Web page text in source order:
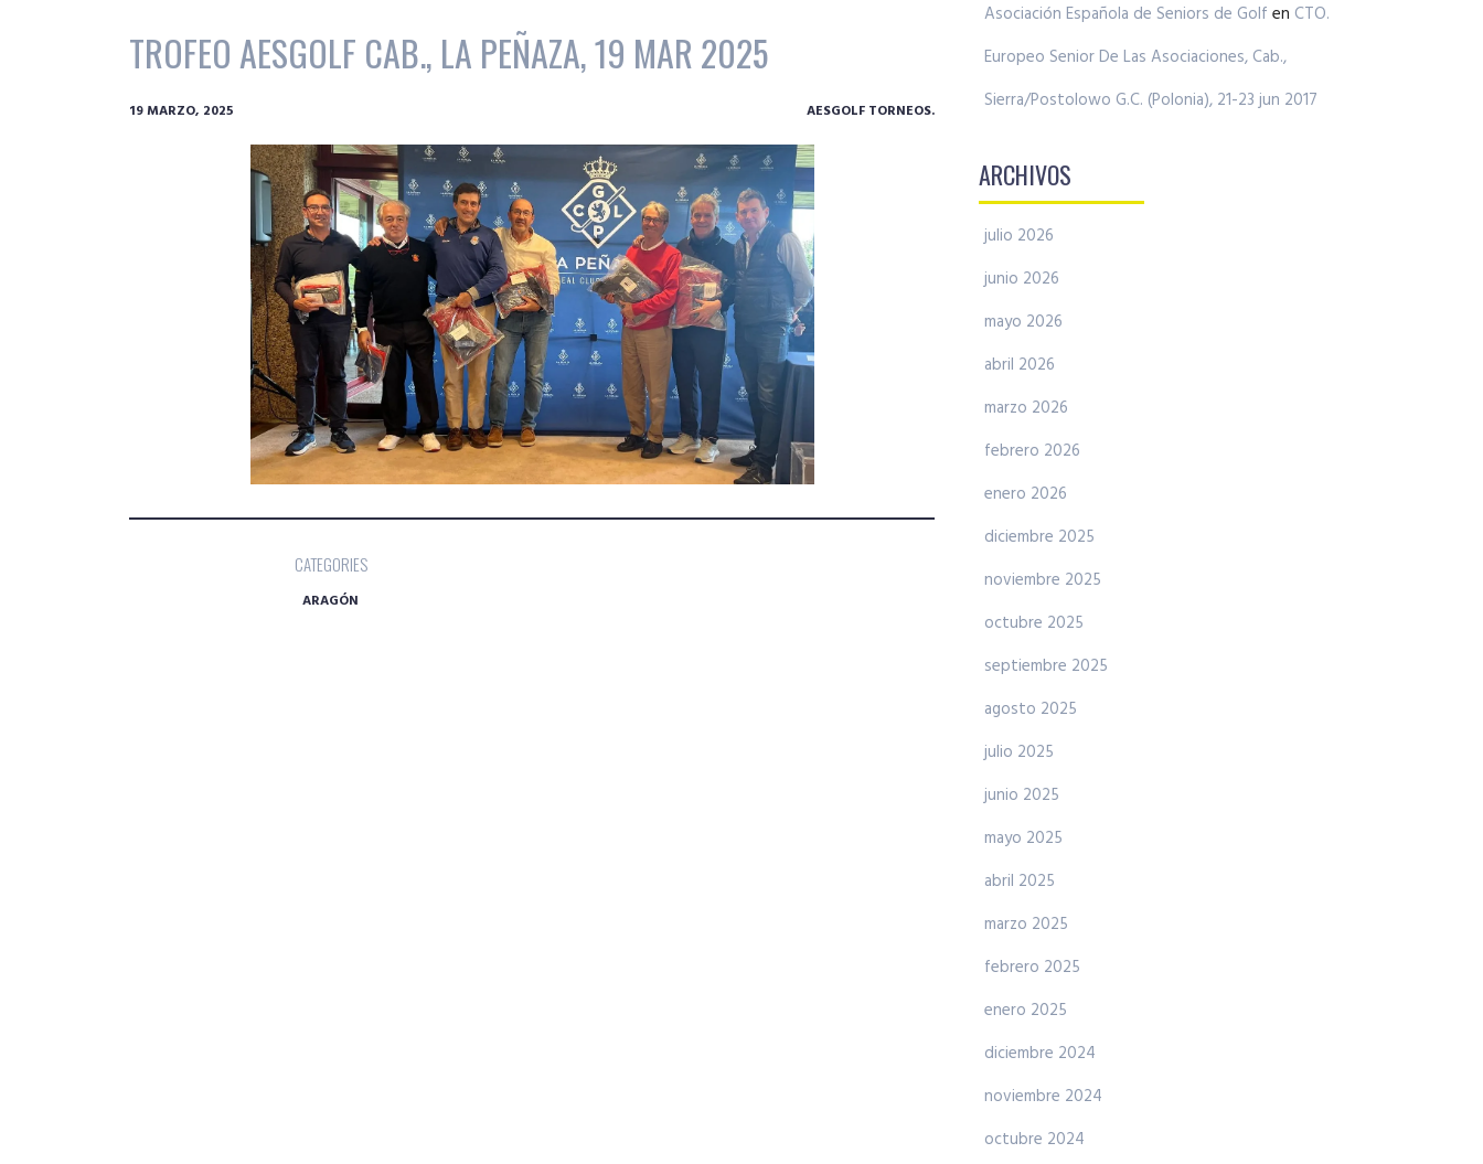
TROFEO AESGOLF CAB., LA PEÑAZA, 19 MAR 2025
19 MARZO, 2025 AESGOLF TORNEOS.
CATEGORIES
ARAGÓN
Asociación Española de Seniors de Golf en CTO.
Europeo Senior De Las Asociaciones, Cab.,
Sierra/Postolowo G.C. (Polonia), 21-23 jun 2017
ARCHIVOS
julio 2026
junio 2026
mayo 2026
abril 2026
marzo 2026
febrero 2026
enero 2026
diciembre 2025
noviembre 2025
octubre 2025
septiembre 2025
agosto 2025
julio 2025
junio 2025
mayo 2025
abril 2025
marzo 2025
febrero 2025
enero 2025
diciembre 2024
noviembre 2024
octubre 2024